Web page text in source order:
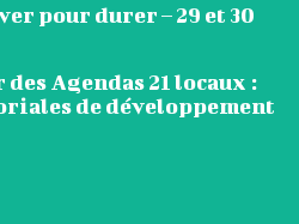
pour durer – 29 et 30
Agendas 21 locaux :
de développement